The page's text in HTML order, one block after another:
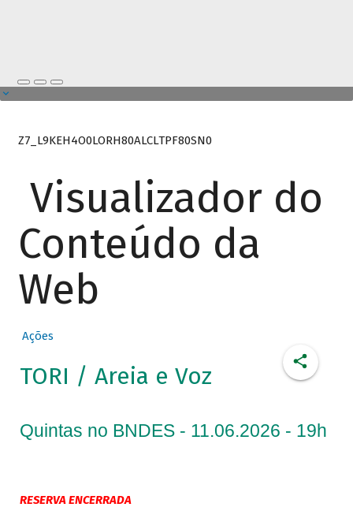
Z7_L9KEH4O0LORH80ALCLTPF80SN0
Visualizador do
Conteúdo da
Web
Ações
TORI / Areia e Voz
Quintas no BNDES - 11.06.2026 - 19h
RESERVA ENCERRADA